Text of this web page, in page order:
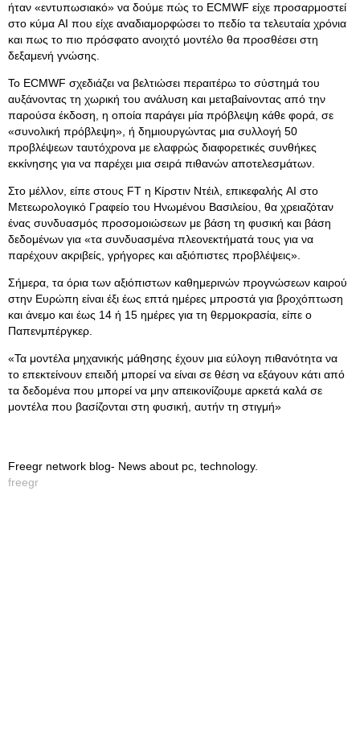
ήταν «εντυπωσιακό» να δούμε πώς το ECMWF είχε προσαρμοστεί
στο κύμα AI που είχε αναδιαμορφώσει το πεδίο τα τελευταία χρόνια
και πως το πιο πρόσφατο ανοιχτό μοντέλο θα προσθέσει στη
δεξαμενή γνώσης.
Το ECMWF σχεδιάζει να βελτιώσει περαιτέρω το σύστημά του
αυξάνοντας τη χωρική του ανάλυση και μεταβαίνοντας από την
παρούσα έκδοση, η οποία παράγει μία πρόβλεψη κάθε φορά, σε
«συνολική πρόβλεψη», ή δημιουργώντας μια συλλογή 50
προβλέψεων ταυτόχρονα με ελαφρώς διαφορετικές συνθήκες
εκκίνησης για να παρέχει μια σειρά πιθανών αποτελεσμάτων.
Στο μέλλον, είπε στους FT η Κίρστιν Ντέιλ, επικεφαλής AI στο
Μετεωρολογικό Γραφείο του Ηνωμένου Βασιλείου, θα χρειαζόταν
ένας συνδυασμός προσομοιώσεων με βάση τη φυσική και βάση
δεδομένων για «τα συνδυασμένα πλεονεκτήματά τους για να
παρέχουν ακριβείς, γρήγορες και αξιόπιστες προβλέψεις».
Σήμερα, τα όρια των αξιόπιστων καθημερινών προγνώσεων καιρού
στην Ευρώπη είναι έξι έως επτά ημέρες μπροστά για βροχόπτωση
και άνεμο και έως 14 ή 15 ημέρες για τη θερμοκρασία, είπε ο
Παπενμπέργκερ.
«Τα μοντέλα μηχανικής μάθησης έχουν μια εύλογη πιθανότητα να
το επεκτείνουν επειδή μπορεί να είναι σε θέση να εξάγουν κάτι από
τα δεδομένα που μπορεί να μην απεικονίζουμε αρκετά καλά σε
μοντέλα που βασίζονται στη φυσική, αυτήν τη στιγμή»
Freegr network blog- News about pc, technology.
freegr